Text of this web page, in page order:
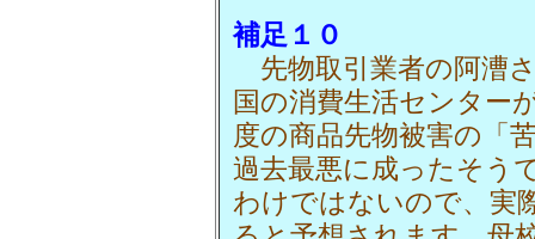
補足１０
先物取引業者の阿漕
国の消費生活センター
度の商品先物被害の「
過去最悪に成ったそう
わけではないので、実